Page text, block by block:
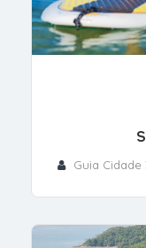
Guia Cidade